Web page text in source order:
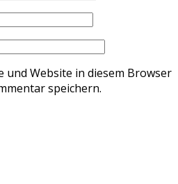
und Website in diesem Browser
speichern.